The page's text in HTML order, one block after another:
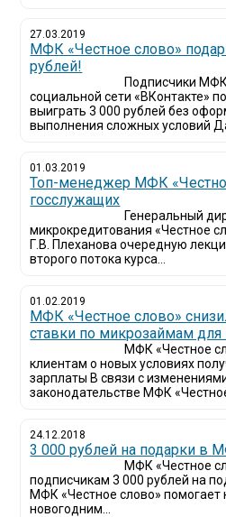
27.03.2019
МФК «Честное слово»
рублей!
Подписчики
социальной сети «ВКонтакте»
выиграть 3 000 рублей без
выполнения сложных условий
01.03.2019
Топ-менеджер МФК
госслужащих
Генеральный
микрокредитования «Честное
Г.В. Плеханова очередную
второго потока курса...
01.02.2019
МФК «Честное слово»
ставки по микрозаймам для
МФК «Честное
клиентам о новых условиях
зарплаты В связи с
законодательстве МФК
24.12.2018
3 000 рублей на подарки в
МФК «Честное
подписчикам 3 000 рублей на
МФК «Честное слово» помогает
новогодним...